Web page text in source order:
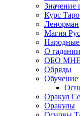
Значение
Курс
Ленорман
Магия
Народные
О
ОБО МНЕ
Обряды
Обучение
Оракул
Оракулы